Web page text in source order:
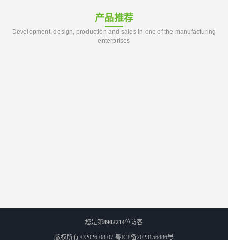
产品推荐
Development, design, production and sales in one of the manufacturing
enterprises
您是第8902214位访客
版权所有 ©2026-08-07 粤ICP备2023156486号